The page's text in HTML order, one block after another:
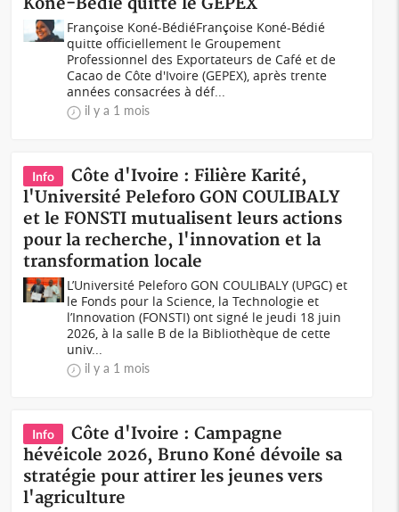
Françoise Koné-BédiéFrançoise Koné-Bédié
quitte officiellement le Groupement
Professionnel des Exportateurs de Café et de
Cacao de Côte d'Ivoire (GEPEX), après trente
années consacrées à déf...
il y a 1 mois
Info
Côte d'Ivoire : Filière Karité,
l'Université Peleforo GON COULIBALY
et le FONSTI mutualisent leurs actions
pour la recherche, l'innovation et la
transformation locale
L’Université Peleforo GON COULIBALY (UPGC) et
le Fonds pour la Science, la Technologie et
l’Innovation (FONSTI) ont signé le jeudi 18 juin
2026, à la salle B de la Bibliothèque de cette
univ...
il y a 1 mois
Info
Côte d'Ivoire : Campagne
hévéicole 2026, Bruno Koné dévoile sa
stratégie pour attirer les jeunes vers
l'agriculture